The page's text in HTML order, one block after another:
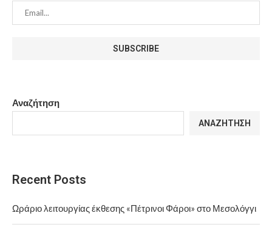
Αναζήτηση
ΑΝΑΖΉΤΗΣΗ
Recent Posts
Ωράριο λειτουργίας έκθεσης «Πέτρινοι Φάροι» στο Μεσολόγγι